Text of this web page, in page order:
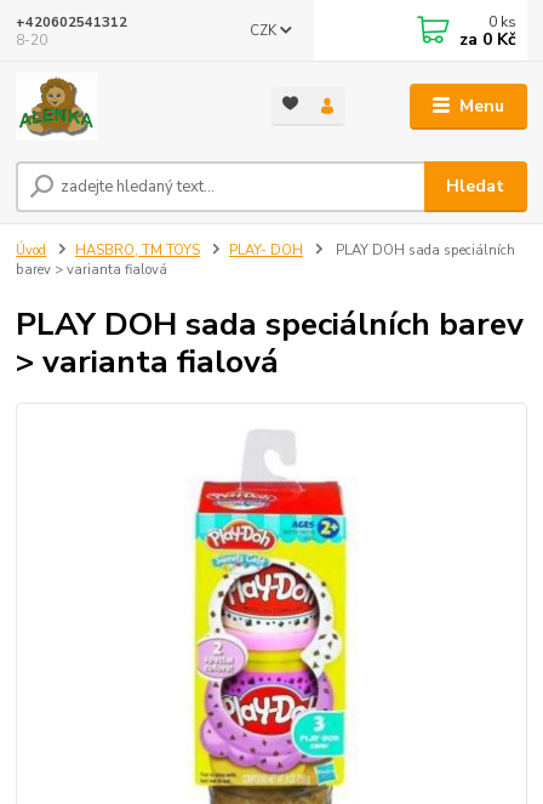
Menu
CZK
Hledat
+420602541312
8-20
0 ks
za 0 Kč
Úvod HASBRO, TM TOYS PLAY- DOH
PLAY DOH sada speciálních
barev > varianta fialová
PLAY DOH sada speciálních barev
> varianta fialová